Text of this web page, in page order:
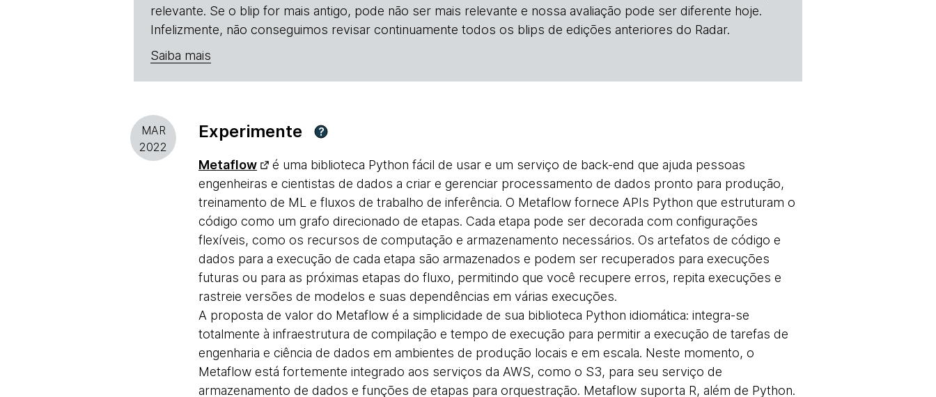
relevante. Se o blip for mais antigo, pode não ser mais relevante e nossa avaliação pode ser diferente hoje.
Infelizmente, não conseguimos revisar continuamente todos os blips de edições anteriores do Radar.
Saiba mais
MAR
2022
Experimente ?
Metaflow
é uma biblioteca Python fácil de usar e um serviço de back-end que ajuda pessoas
engenheiras e cientistas de dados a criar e gerenciar processamento de dados pronto para produção,
treinamento de ML e fluxos de trabalho de inferência. O Metaflow fornece APIs Python que estruturam o
código como um grafo direcionado de etapas. Cada etapa pode ser decorada com configurações
flexíveis, como os recursos de computação e armazenamento necessários. Os artefatos de código e
dados para a execução de cada etapa são armazenados e podem ser recuperados para execuções
futuras ou para as próximas etapas do fluxo, permitindo que você recupere erros, repita execuções e
rastreie versões de modelos e suas dependências em várias execuções.
A proposta de valor do Metaflow é a simplicidade de sua biblioteca Python idiomática: integra-se
totalmente à infraestrutura de compilação e tempo de execução para permitir a execução de tarefas de
engenharia e ciência de dados em ambientes de produção locais e em escala. Neste momento, o
Metaflow está fortemente integrado aos serviços da AWS, como o S3, para seu serviço de
armazenamento de dados e funções de etapas para orquestração. Metaflow suporta R, além de Python.